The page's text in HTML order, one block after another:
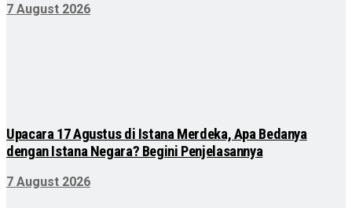
7 August 2026
Upacara 17 Agustus di Istana Merdeka, Apa Bedanya
dengan Istana Negara? Begini Penjelasannya
7 August 2026